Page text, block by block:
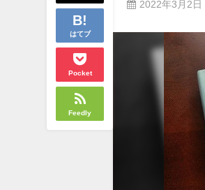
はてブ
Pocket
Feedly
2022年3月2日